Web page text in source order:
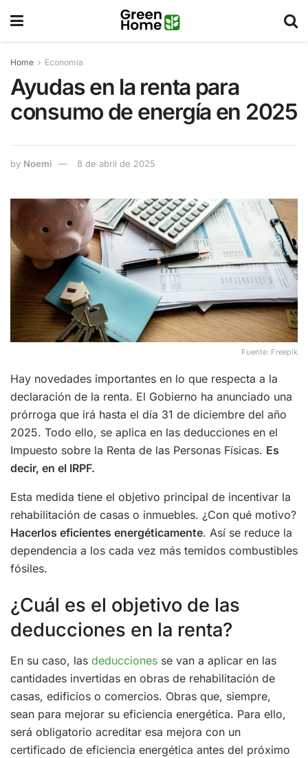
Home Economía
Ayudas en la renta para
consumo de energía en 2025
by Noemi 8 de abril de 2025
Fuente: Freepik
Hay novedades importantes en lo que respecta a la
declaración de la renta. El Gobierno ha anunciado una
prórroga que irá hasta el día 31 de diciembre del año
2025. Todo ello, se aplica en las deducciones en el
Impuesto sobre la Renta de las Personas Físicas. Es
decir, en el IRPF.
Esta medida tiene el objetivo principal de incentivar la
rehabilitación de casas o inmuebles. ¿Con qué motivo?
Hacerlos eficientes energéticamente. Así se reduce la
dependencia a los cada vez más temidos combustibles
fósiles.
¿Cuál es el objetivo de las
deducciones en la renta?
En su caso, las deducciones se van a aplicar en las
cantidades invertidas en obras de rehabilitación de
casas, edificios o comercios. Obras que, siempre,
sean para mejorar su eficiencia energética. Para ello,
será obligatorio acreditar esa mejora con un
certificado de eficiencia energética antes del próximo